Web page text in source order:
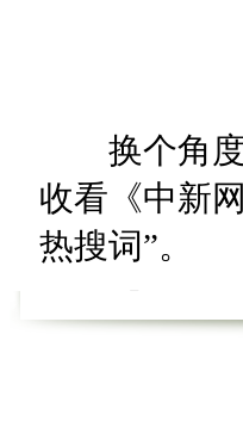
换个角度
收看《中新
热搜词”。